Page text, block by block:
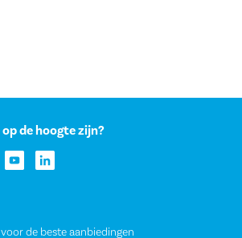
de hoogte zijn?
de beste aanbiedingen